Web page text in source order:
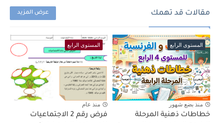
مقالات قد تهمك عرض المزيد
المستوى الرابع
منذ بضع شهور
خطاطات ذهنية المرحلة
المستوى الرابع
منذ عام
فرض رقم 2 الاجتماعيات